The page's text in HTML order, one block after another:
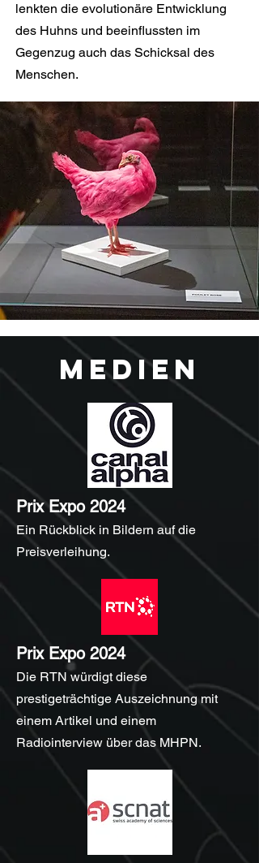
lenkten die evolutionäre Entwicklung
des Huhns und beeinflussten im
Gegenzug auch das Schicksal des
Menschen.
MEDIEN
Prix Expo 2024
Ein Rückblick in Bildern auf die
Preisverleihung.
Prix Expo 2024
Die RTN würdigt diese
prestigeträchtige Auszeichnung mit
einem Artikel und einem
Radiointerview über das MHPN.